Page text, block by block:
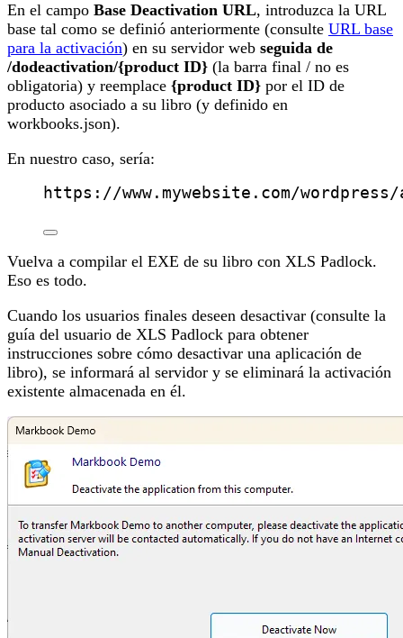
En el campo Base Deactivation URL, introduzca la URL
base tal como se definió anteriormente (consulte URL base
para la activación) en su servidor web seguida de
/dodeactivation/{product ID} (la barra final / no es
obligatoria) y reemplace {product ID} por el ID de
producto asociado a su libro (y definido en
workbooks.json).
En nuestro caso, sería:
https://www.mywebsite.com/
Vuelva a compilar el EXE de su libro con XLS Padlock.
Eso es todo.
Cuando los usuarios finales deseen desactivar (consulte la
guía del usuario de XLS Padlock para obtener
instrucciones sobre cómo desactivar una aplicación de
libro), se informará al servidor y se eliminará la activación
existente almacenada en él.